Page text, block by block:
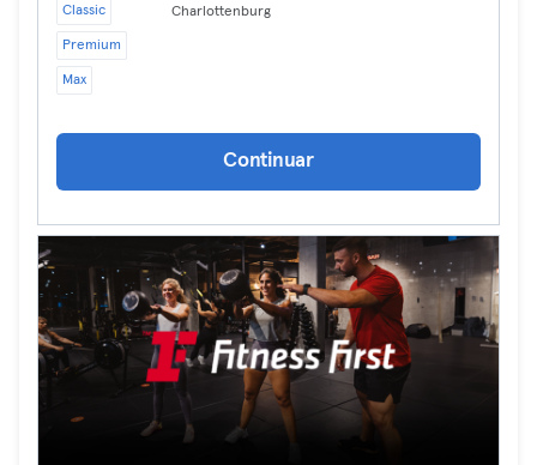
Classic
Premium
Max
Charlottenburg
Continuar